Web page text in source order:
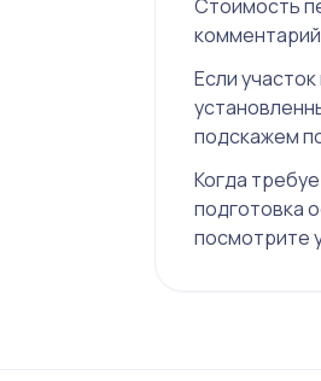
Стоимость
Если
подскажем
Когда
подготовка
посмотрите